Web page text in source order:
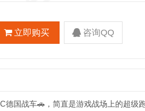
立即购买 咨询QQ
德国战车🚗，简直是游戏战场上的超级